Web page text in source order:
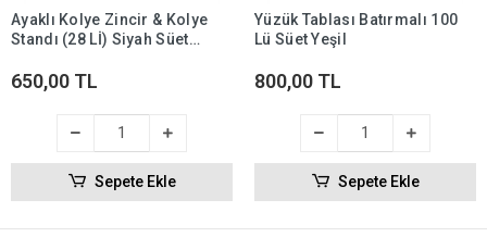
Ayaklı Kolye Zincir & Kolye
Standı (28 Lİ) Siyah Süet
650,00 TL
Sepete Ekle
Yüzük Tablası Batırmalı 100
Lü Süet Yeşil
800,00 TL
Sepete Ekle